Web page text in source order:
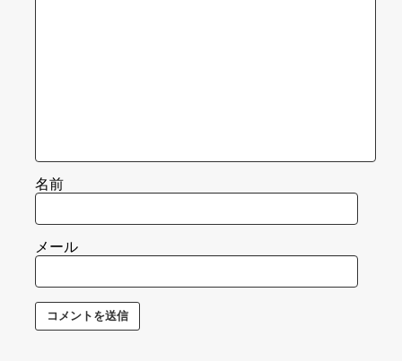
名前
メール